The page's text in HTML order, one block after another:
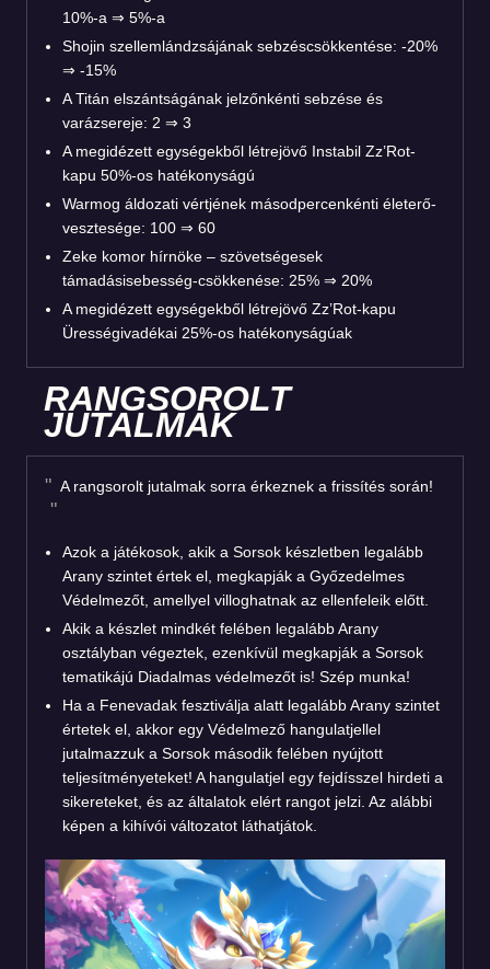
10%-a ⇒ 5%-a
Shojin szellemlándzsájának sebzéscsökkentése: -20%
⇒ -15%
A Titán elszántságának jelzőnkénti sebzése és
varázsereje: 2 ⇒ 3
A megidézett egységekből létrejövő Instabil Zz’Rot-
kapu 50%-os hatékonyságú
Warmog áldozati vértjének másodpercenkénti életerő-
vesztesége: 100 ⇒ 60
Zeke komor hírnöke – szövetségesek
támadásisebesség-csökkenése: 25% ⇒ 20%
A megidézett egységekből létrejövő Zz’Rot-kapu
Ürességivadékai 25%-os hatékonyságúak
RANGSOROLT
JUTALMAK
A rangsorolt jutalmak sorra érkeznek a frissítés során!
Azok a játékosok, akik a Sorsok készletben legalább
Arany szintet értek el, megkapják a Győzedelmes
Védelmezőt, amellyel villoghatnak az ellenfeleik előtt.
Akik a készlet mindkét felében legalább Arany
osztályban végeztek, ezenkívül megkapják a Sorsok
tematikájú Diadalmas védelmezőt is! Szép munka!
Ha a Fenevadak fesztiválja alatt legalább Arany szintet
értetek el, akkor egy Védelmező hangulatjellel
jutalmazzuk a Sorsok második felében nyújtott
teljesítményeteket! A hangulatjel egy fejdísszel hirdeti a
sikereteket, és az általatok elért rangot jelzi. Az alábbi
képen a kihívói változatot láthatjátok.